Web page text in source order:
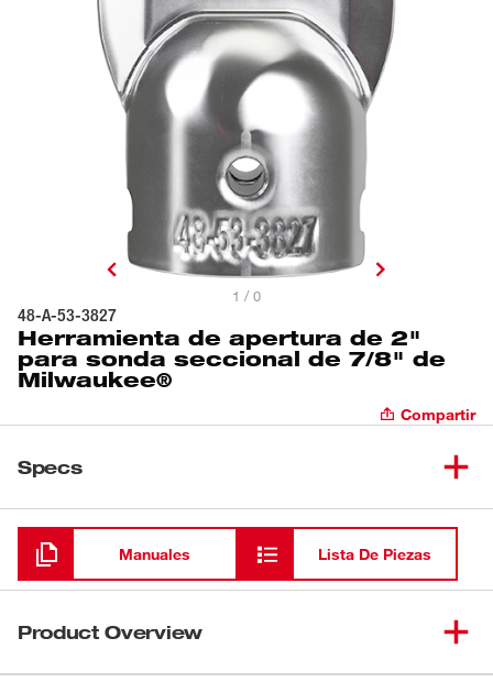
1 / 0
48-A-53-3827
Herramienta de apertura de 2"
para sonda seccional de 7/8" de
Milwaukee®
Compartir
Specs
Cargando
Manuales Lista De Piezas
Product Overview